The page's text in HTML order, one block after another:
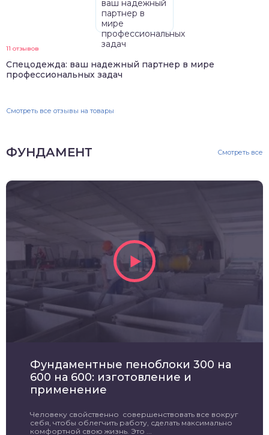
11 отзывов
Спецодежда: ваш надежный партнер в мире
профессиональных задач
Смотреть все отзывы на товары
ФУНДАМЕНТ Смотреть все
Фундаментные пеноблоки 300 на
600 на 600: изготовление и
применение
Человеку свойственно совершенствовать все вокруг
себя, чтобы облегчить работу, сделать максимально
комфортной свою жизнь. Это ...